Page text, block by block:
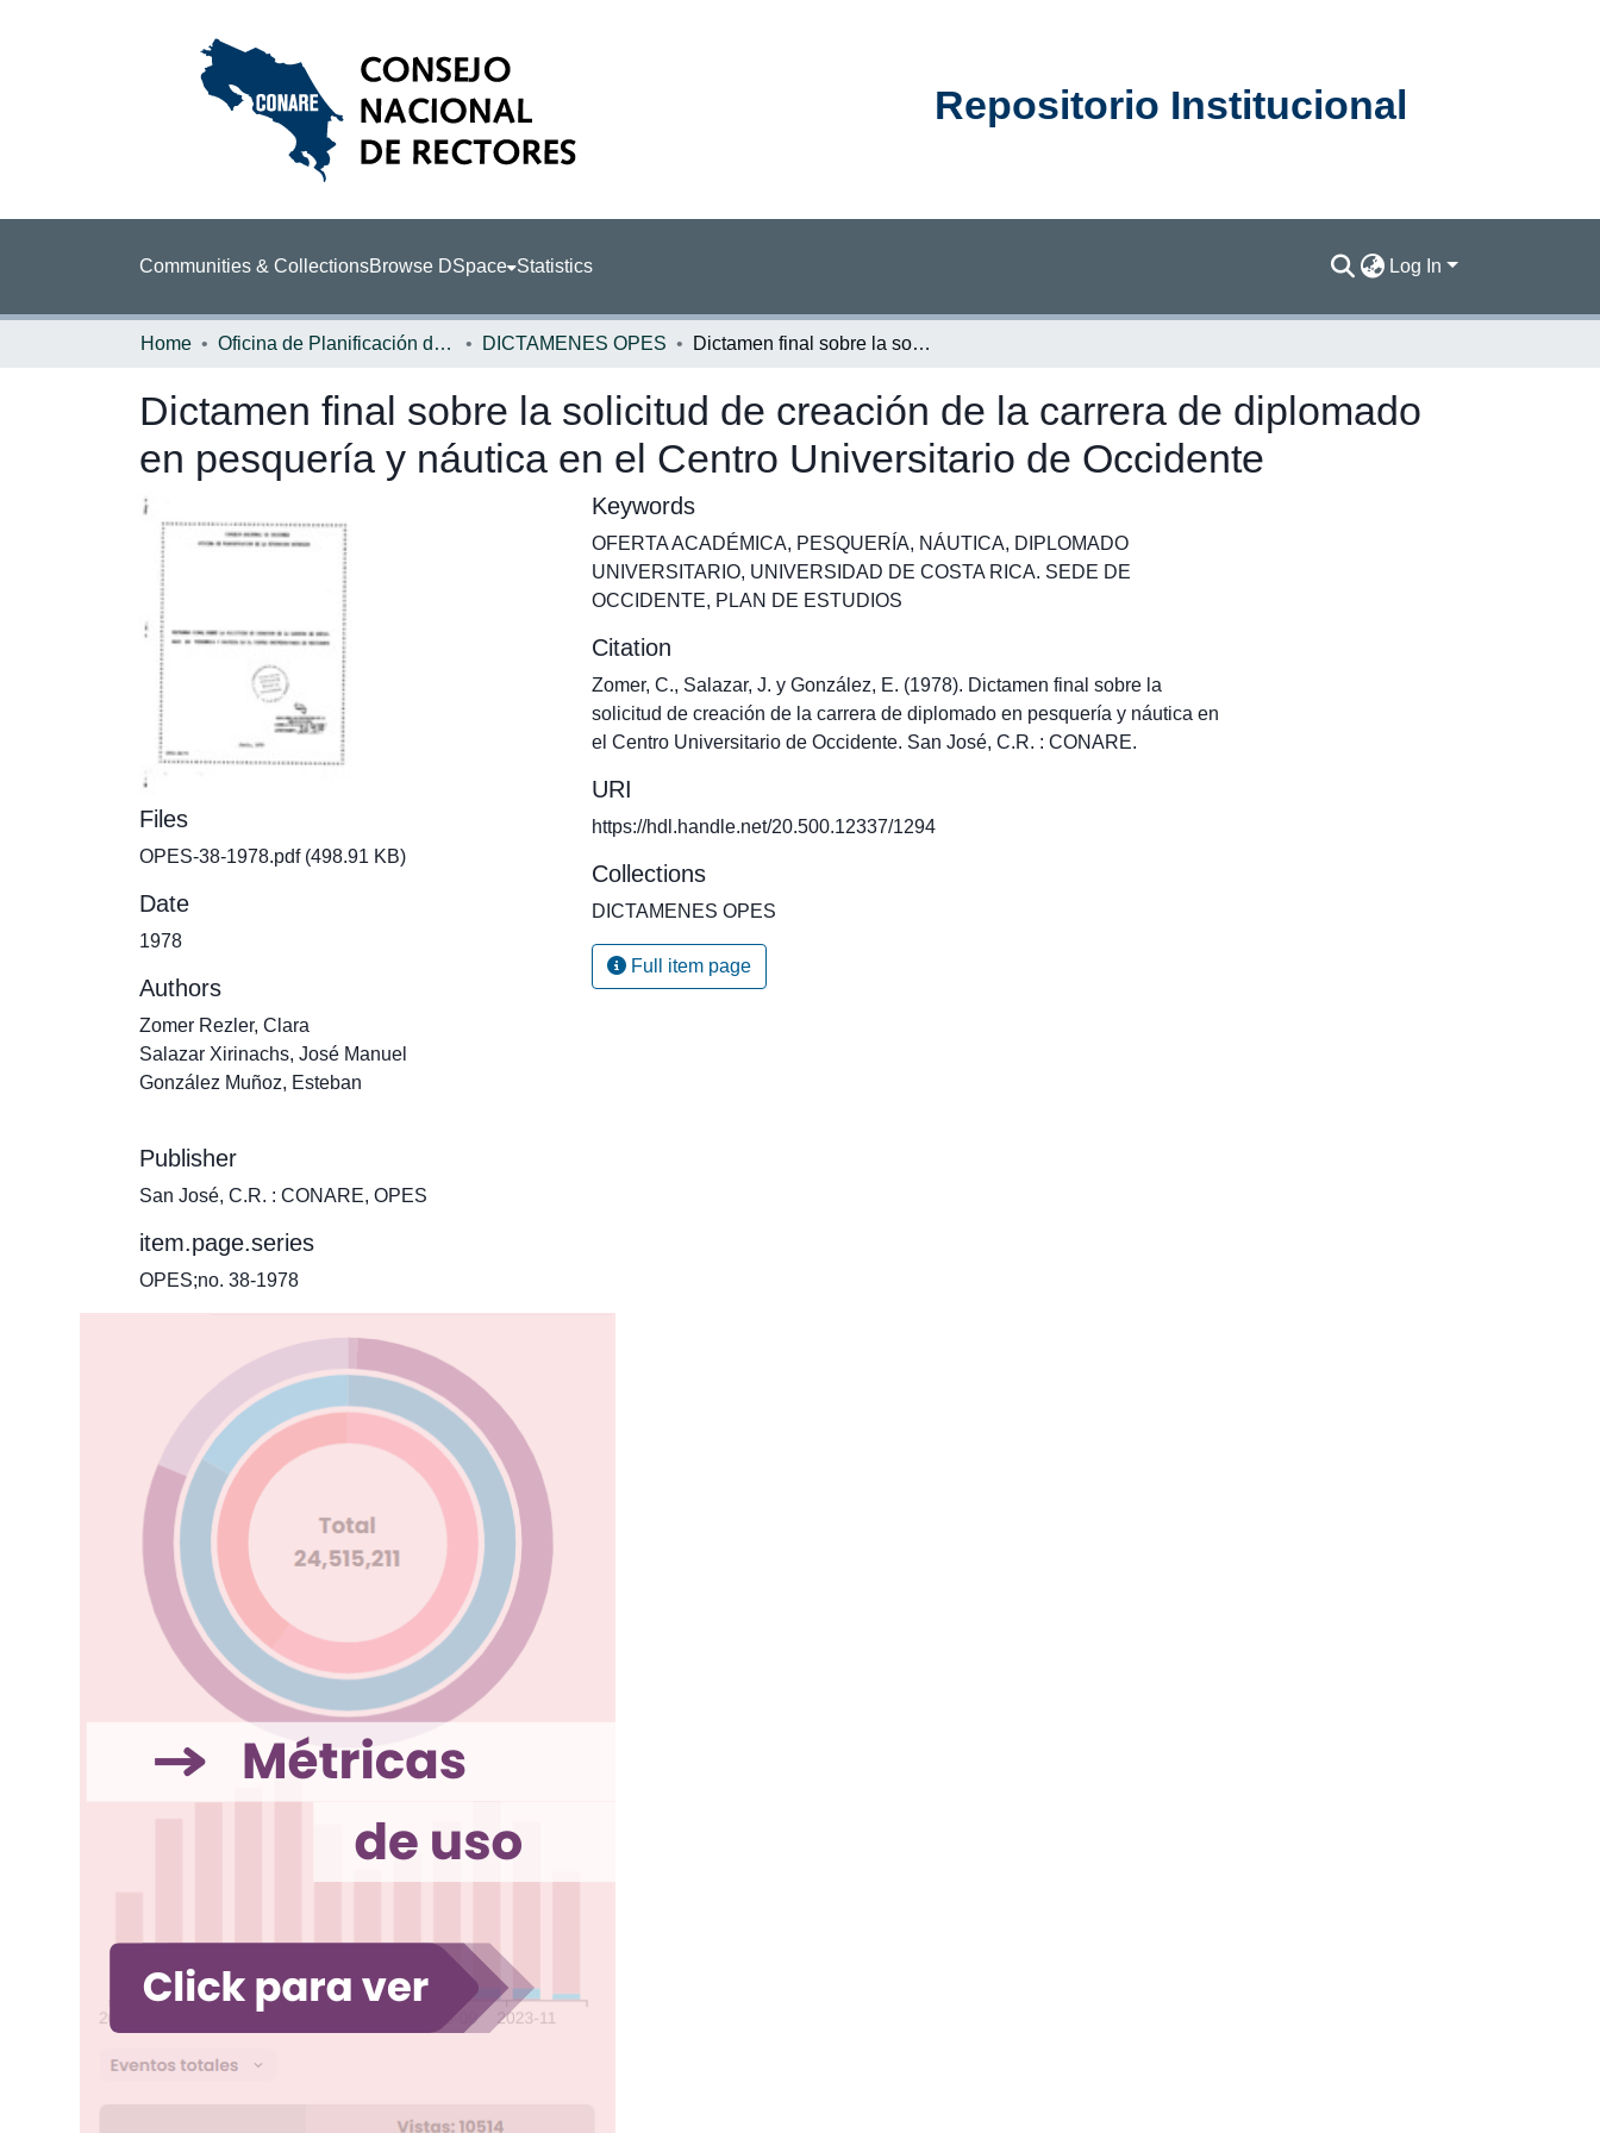
Repositorio Institucional
Communities & CollectionsBrowse DSpace Statistics Log In
Home Oficina de Planificación de la Educación Superior (OPES) DICTAMENES OPES Dictamen final sobre la solicitud de creación de la carrera de diplomado en pesquería y náutica en el Centro Universitario de Occidente
Dictamen final sobre la solicitud de creación de la carrera de diplomado
en pesquería y náutica en el Centro Universitario de Occidente
Files
OPES-38-1978.pdf(498.91 KB)
Date
1978
Authors
Zomer Rezler, Clara
Salazar Xirinachs, José Manuel
González Muñoz, Esteban
Publisher
San José, C.R. : CONARE, OPES
item.page.series
OPES;no. 38-1978
Keywords
OFERTA ACADÉMICA, PESQUERÍA, NÁUTICA, DIPLOMADO
UNIVERSITARIO, UNIVERSIDAD DE COSTA RICA. SEDE DE
OCCIDENTE, PLAN DE ESTUDIOS
Citation
Zomer, C., Salazar, J. y González, E. (1978). Dictamen final sobre la
solicitud de creación de la carrera de diplomado en pesquería y náutica en
el Centro Universitario de Occidente. San José, C.R. : CONARE.
URI
https://hdl.handle.net/20.500.12337/1294
Collections
DICTAMENES OPES
Full item page